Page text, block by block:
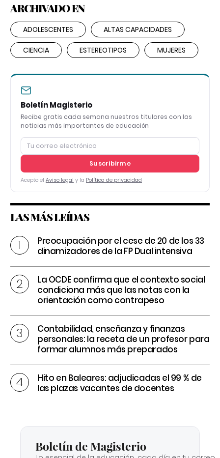
ARCHIVADO EN
ADOLESCENTES ALTAS CAPACIDADES
CIENCIA ESTEREOTIPOS MUJERES
Boletín Magisterio
Recibe gratis cada semana nuestros titulares con las
noticias más importantes de educación
Suscribirme
Acepto el Aviso legal y la Política de privacidad
LAS MÁS LEÍDAS
Preocupación por el cese de 20 de los 33
dinamizadores de la FP Dual intensiva
La OCDE confirma que el contexto social
condiciona más que las notas con la
orientación como contrapeso
Contabilidad, enseñanza y finanzas
personales: la receta de un profesor para
formar alumnos más preparados
Hito en Baleares: adjudicadas el 99 % de
las plazas vacantes de docentes
Boletín de Magisterio